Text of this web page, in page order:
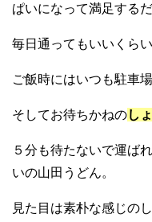
ぱいになって満足する
毎日通ってもいいくらい
ご飯時にはいつも駐車
そしてお待ちかねのし
５分も待たないで運ば
いの山田うどん。
見た目は素朴な感じの